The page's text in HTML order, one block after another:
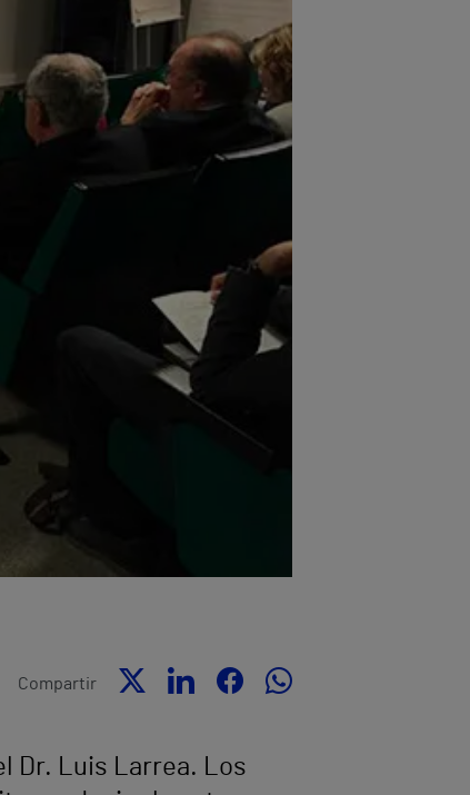
Compartir
Dr. Luis Larrea. Los